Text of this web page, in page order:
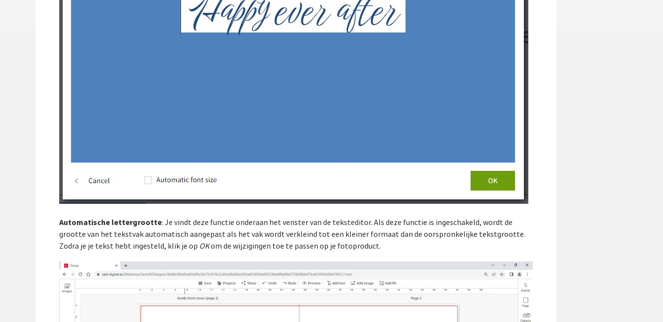
Automatische lettergrootte: Je vindt deze functie onderaan het venster van de teksteditor. Als deze functie is ingeschakeld, wordt de
grootte van het tekstvak automatisch aangepast als het vak wordt verkleind tot een kleiner formaat dan de oorspronkelijke tekstgrootte.
Zodra je je tekst hebt ingesteld, klik je op OKom de wijzigingen toe te passen op je fotoproduct.